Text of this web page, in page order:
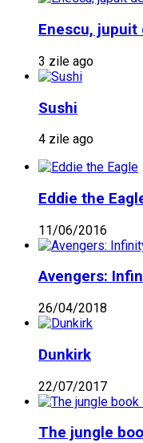
Enescu, jupuit
3 zile ago
Sushi
4 zile ago
Eddie the
11/06/2016
Avengers:
26/04/2018
Dunkirk
22/07/2017
The jungle